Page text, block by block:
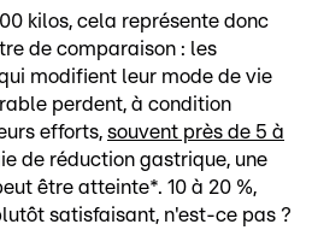
kilos, cela représente donc
de comparaison : les
modifient leur mode de vie
perdent, à condition
efforts, souvent près de 5 à
de réduction gastrique, une
être atteinte*. 10 à 20 %,
satisfaisant, n'est-ce pas ?